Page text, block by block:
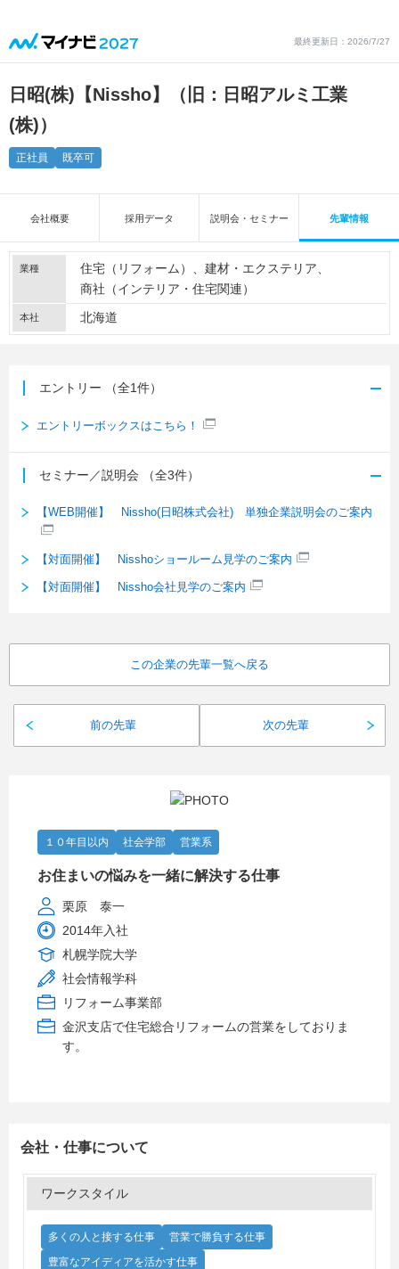
最終更新日：2026/7/27
日昭(株)【Nissho】（旧：日昭アルミ工業
(株)）
正社員 既卒可
会社概要 採用データ 説明会・セミナー 先輩情報
業種 住宅（リフォーム）
建材・エクステリア
商社（インテリア・住宅関連）
本社 北海道
エントリー （全1件）
エントリーボックスはこちら！
セミナー／説明会 （全3件）
【WEB開催】 Nissho(日昭株式会社) 単独企業説明会のご案内
【対面開催】 Nisshoショールーム見学のご案内
【対面開催】 Nissho会社見学のご案内
前の先輩
この企業の先輩一覧へ戻る
次の先輩
１０年目以内 社会学部 営業系
お住まいの悩みを一緒に解決する仕事
栗原 泰一
2014年入社
札幌学院大学
社会情報学科
リフォーム事業部
金沢支店で住宅総合リフォームの営業をしておりま
す。
会社・仕事について
ワークスタイル
多くの人と接する仕事
営業で勝負する仕事
豊富なアイディアを活かす仕事